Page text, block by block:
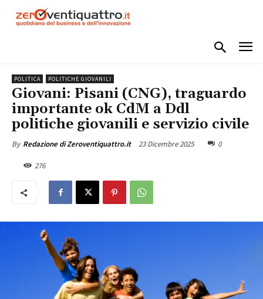
POLITICA POLITICHE GIOVANILI
Giovani: Pisani (CNG), traguardo
importante ok CdM a Ddl
politiche giovanili e servizio civile
By Redazione di Zeroventiquattro.it 23 Dicembre 2025 0
276